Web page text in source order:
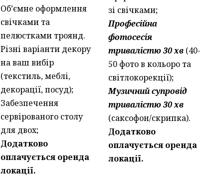
Об’ємне оформлення
свічками та
пелюстками троянд.
Різні варіанти декору
на ваш вибір
(текстиль, меблі,
декорації, посуд);
Забезпечення
сервірованого столу
для двох;
Додатково
оплачується оренда
локації.
зі свічками;
Професійна
фотосесія
тривалістю 30 хв (40-
50 фото в кольоро та
світлокорекції);
Музичний супровід
тривалістю 30 хв
(саксофон/скрипка).
Додатково
оплачується оренда
локації.